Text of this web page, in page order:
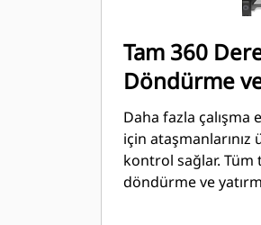
Tam 360
Döndürme
Açılandırma
Daha fazla çalışma
için
kontrol sağlar. Tüm tiltrotatörler
döndürme ve